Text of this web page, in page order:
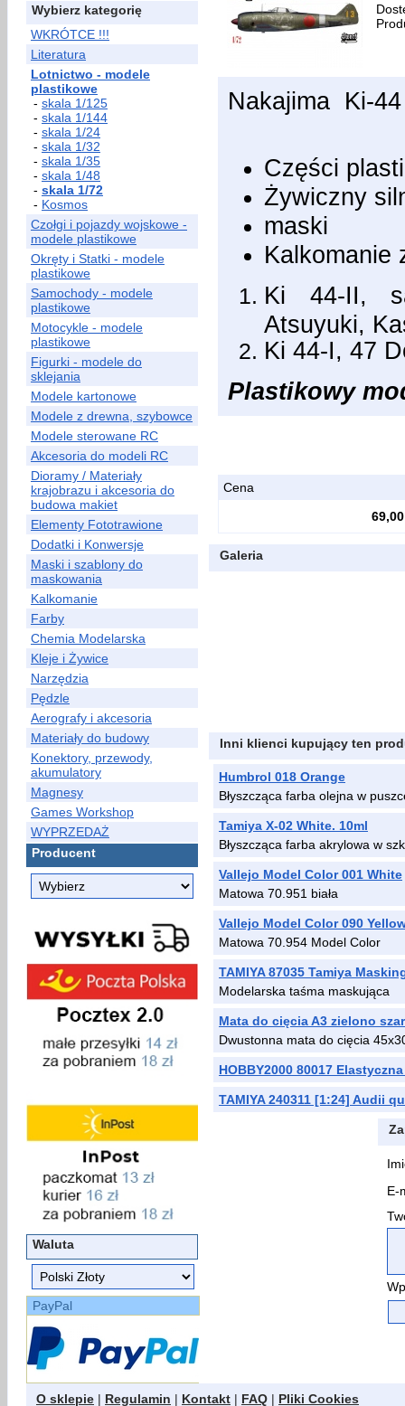
Wybierz kategorię
WKRÓTCE !!!
Literatura
Lotnictwo - modele
plastikowe
- skala 1/125
- skala 1/144
- skala 1/24
- skala 1/32
- skala 1/35
- skala 1/48
- skala 1/72
- Kosmos
Czołgi i pojazdy wojskowe -
modele plastikowe
Okręty i Statki - modele
plastikowe
Samochody - modele
plastikowe
Motocykle - modele
plastikowe
Figurki - modele do
sklejania
Modele kartonowe
Modele z drewna, szybowce
Modele sterowane RC
Akcesoria do modeli RC
Dioramy / Materiały
krajobrazu i akcesoria do
budowa makiet
Elementy Fototrawione
Dodatki i Konwersje
Maski i szablony do
maskowania
Kalkomanie
Farby
Chemia Modelarska
Kleje i Żywice
Narzędzia
Pędzle
Aerografy i akcesoria
Materiały do budowy
Konektory, przewody,
akumulatory
Magnesy
Games Workshop
WYPRZEDAŻ
Producent
Waluta
PayPal
Nakajima Ki-
Części
Żywiczny
maski
Kalkomanie
Ki 44-II,
Atsuyuki,
Ki 44-I, 47
Plastikowy
Cena
69,00
Galeria
Inni klienci kupujący ten
Humbrol 018 Orange
Błyszcząca farba olejna w
Tamiya X-02 White. 10ml
Błyszcząca farba akrylowa w
Vallejo Model Color 001 White
Matowa 70.951 biała
Vallejo Model Color 090
Matowa 70.954 Model Color
TAMIYA 87035 Tamiya
Modelarska taśma maskująca
Mata do cięcia A3 zielono
Dwustonna mata do cięcia
HOBBY2000 80017
TAMIYA 240311 [1:24] Audii
E-
O sklepie | Regulamin | Kontakt | FAQ | Pliki Cookies